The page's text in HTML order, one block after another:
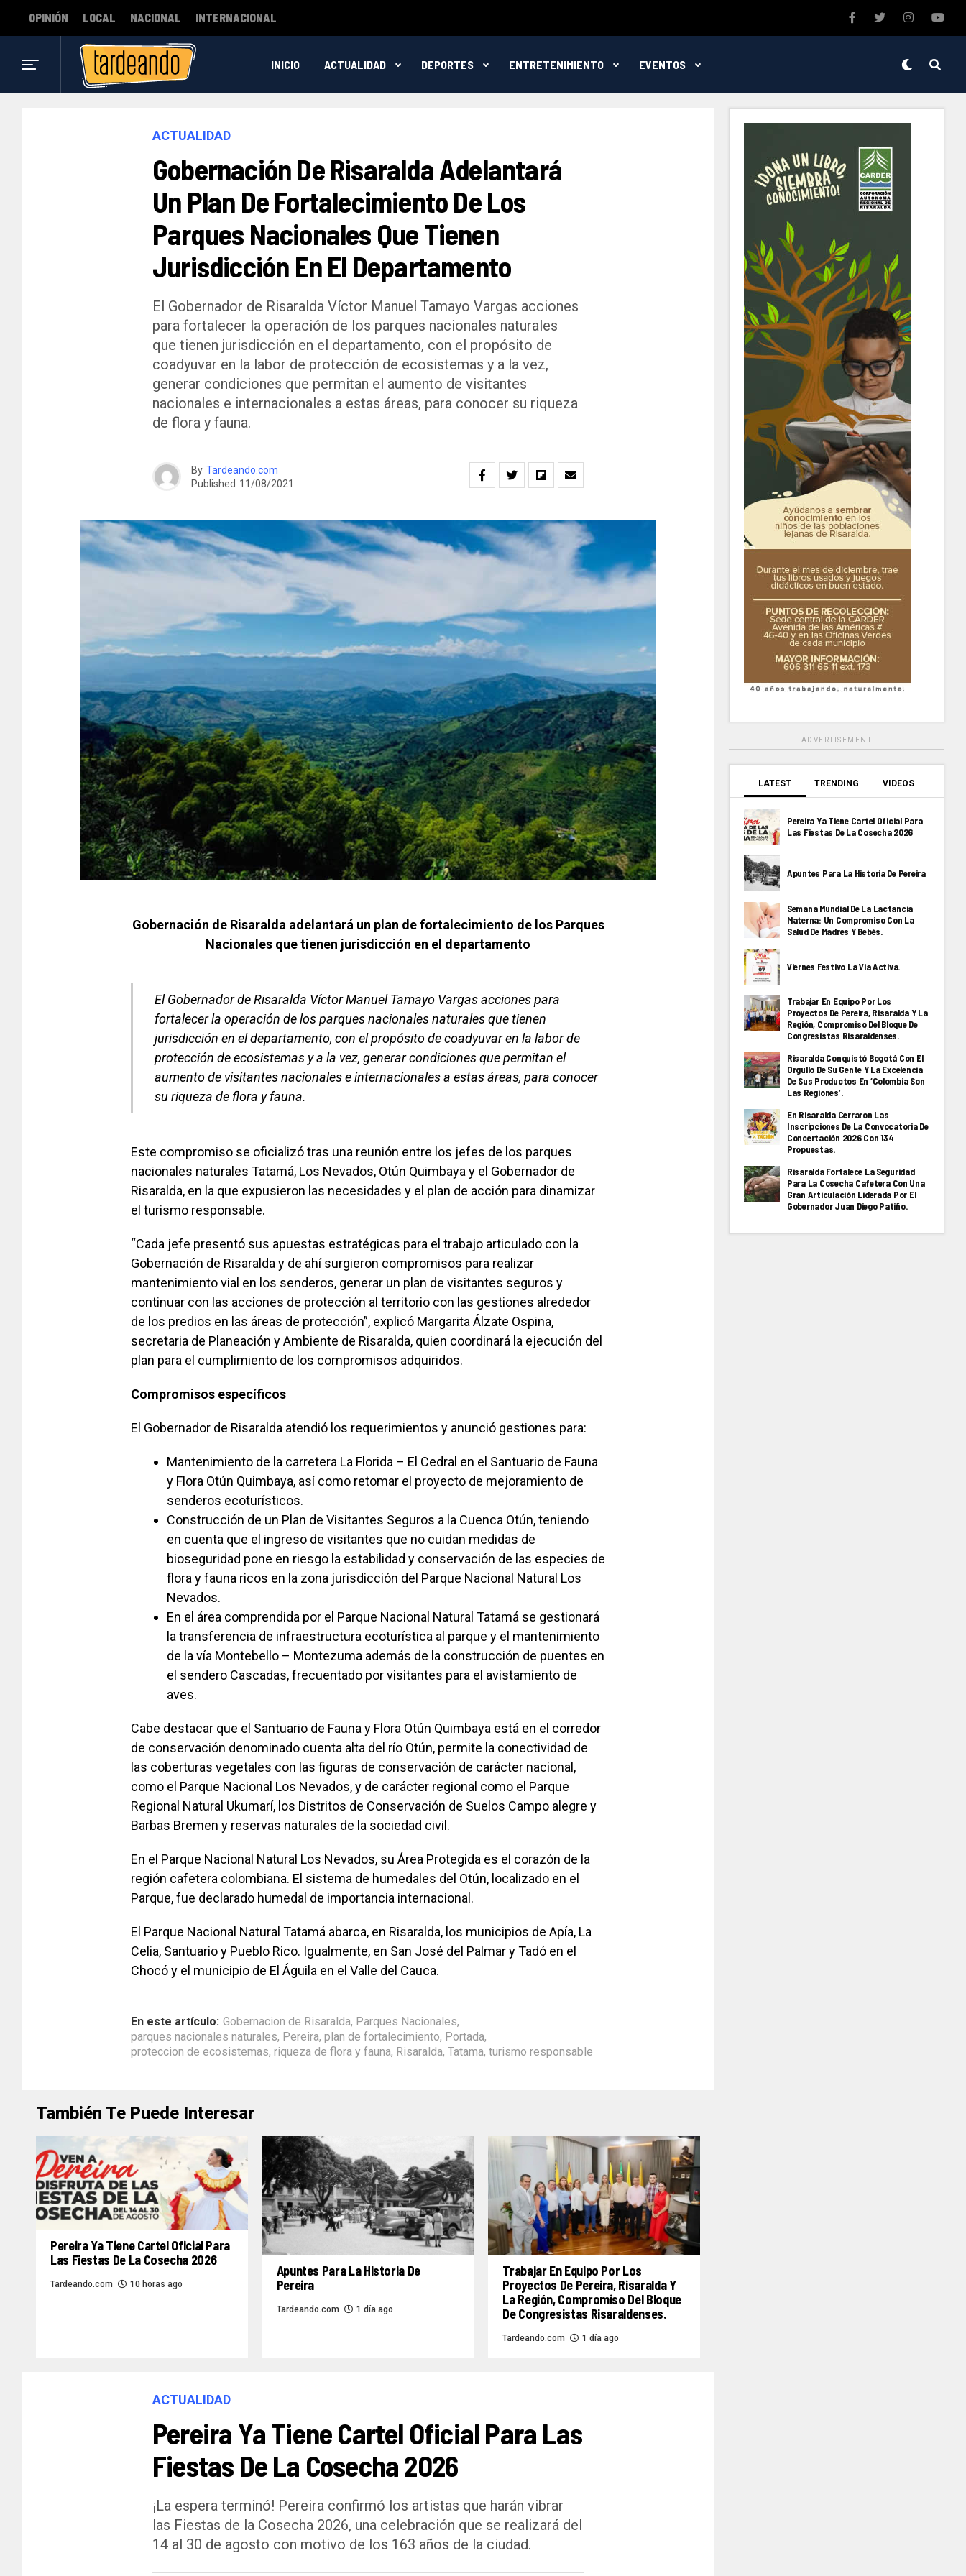
OPINIÓN LOCAL NACIONAL INTERNACIONAL
INICIO ACTUALIDAD DEPORTES ENTRETENIMIENTO EVENTOS
ACTUALIDAD
Gobernación De Risaralda Adelantará
Un Plan De Fortalecimiento De Los
Parques Nacionales Que Tienen
Jurisdicción En El Departamento
El Gobernador de Risaralda Víctor Manuel Tamayo Vargas acciones
para fortalecer la operación de los parques nacionales naturales
que tienen jurisdicción en el departamento, con el propósito de
coadyuvar en la labor de protección de ecosistemas y a la vez,
generar condiciones que permitan el aumento de visitantes
nacionales e internacionales a estas áreas, para conocer su riqueza
de flora y fauna.
By Tardeando.com
Published 11/08/2021
Gobernación de Risaralda adelantará un plan de fortalecimiento de los Parques
Nacionales que tienen jurisdicción en el departamento
El Gobernador de Risaralda Víctor Manuel Tamayo Vargas acciones para
fortalecer la operación de los parques nacionales naturales que tienen
jurisdicción en el departamento, con el propósito de coadyuvar en la labor de
protección de ecosistemas y a la vez, generar condiciones que permitan el
aumento de visitantes nacionales e internacionales a estas áreas, para conocer
su riqueza de flora y fauna.
Este compromiso se oficializó tras una reunión entre los jefes de los parques
nacionales naturales Tatamá, Los Nevados, Otún Quimbaya y el Gobernador de
Risaralda, en la que expusieron las necesidades y el plan de acción para dinamizar
el turismo responsable.
“Cada jefe presentó sus apuestas estratégicas para el trabajo articulado con la
Gobernación de Risaralda y de ahí surgieron compromisos para realizar
mantenimiento vial en los senderos, generar un plan de visitantes seguros y
continuar con las acciones de protección al territorio con las gestiones alrededor
de los predios en las áreas de protección”, explicó Margarita Álzate Ospina,
secretaria de Planeación y Ambiente de Risaralda, quien coordinará la ejecución del
plan para el cumplimiento de los compromisos adquiridos.
Compromisos específicos
El Gobernador de Risaralda atendió los requerimientos y anunció gestiones para:
Mantenimiento de la carretera La Florida – El Cedral en el Santuario de Fauna
y Flora Otún Quimbaya, así como retomar el proyecto de mejoramiento de
senderos ecoturísticos.
Construcción de un Plan de Visitantes Seguros a la Cuenca Otún, teniendo
en cuenta que el ingreso de visitantes que no cuidan medidas de
bioseguridad pone en riesgo la estabilidad y conservación de las especies de
flora y fauna ricos en la zona jurisdicción del Parque Nacional Natural Los
Nevados.
En el área comprendida por el Parque Nacional Natural Tatamá se gestionará
la transferencia de infraestructura ecoturística al parque y el mantenimiento
de la vía Montebello – Montezuma además de la construcción de puentes en
el sendero Cascadas, frecuentado por visitantes para el avistamiento de
aves.
Cabe destacar que el Santuario de Fauna y Flora Otún Quimbaya está en el corredor
de conservación denominado cuenta alta del río Otún, permite la conectividad de
las coberturas vegetales con las figuras de conservación de carácter nacional,
como el Parque Nacional Los Nevados, y de carácter regional como el Parque
Regional Natural Ukumarí, los Distritos de Conservación de Suelos Campo alegre y
Barbas Bremen y reservas naturales de la sociedad civil.
En el Parque Nacional Natural Los Nevados, su Área Protegida es el corazón de la
región cafetera colombiana. El sistema de humedales del Otún, localizado en el
Parque, fue declarado humedal de importancia internacional.
El Parque Nacional Natural Tatamá abarca, en Risaralda, los municipios de Apía, La
Celia, Santuario y Pueblo Rico. Igualmente, en San José del Palmar y Tadó en el
Chocó y el municipio de El Águila en el Valle del Cauca.
En este artículo: Gobernacion de Risaralda, Parques Nacionales,
parques nacionales naturales, Pereira, plan de fortalecimiento, Portada,
proteccion de ecosistemas, riqueza de flora y fauna, Risaralda, Tatama, turismo responsable
También Te Puede Interesar
Pereira Ya Tiene Cartel Oficial Para
Las Fiestas De La Cosecha 2026
Tardeando.com 10 horas ago
Apuntes Para La Historia De
Pereira
Tardeando.com 1 día ago
Trabajar En Equipo Por Los
Proyectos De Pereira, Risaralda Y
La Región, Compromiso Del Bloque
De Congresistas Risaraldenses.
Tardeando.com 1 día ago
ACTUALIDAD
Pereira Ya Tiene Cartel Oficial Para Las
Fiestas De La Cosecha 2026
¡La espera terminó! Pereira confirmó los artistas que harán vibrar
las Fiestas de la Cosecha 2026, una celebración que se realizará del
14 al 30 de agosto con motivo de los 163 años de la ciudad.
ADVERTISEMENT
LATEST TRENDING VIDEOS
Pereira Ya Tiene Cartel Oficial Para
Las Fiestas De La Cosecha 2026
Apuntes Para La Historia De Pereira
Semana Mundial De La Lactancia
Materna: Un Compromiso Con La
Salud De Madres Y Bebés.
Viernes Festivo La Via Activa.
Trabajar En Equipo Por Los
Proyectos De Pereira, Risaralda Y La
Región, Compromiso Del Bloque De
Congresistas Risaraldenses.
Risaralda Conquistó Bogotá Con El
Orgullo De Su Gente Y La Excelencia
De Sus Productos En ‘Colombia Son
Las Regiones’.
En Risaralda Cerraron Las
Inscripciones De La Convocatoria De
Concertación 2026 Con 134
Propuestas.
Risaralda Fortalece La Seguridad
Para La Cosecha Cafetera Con Una
Gran Articulación Liderada Por El
Gobernador Juan Diego Patiño.